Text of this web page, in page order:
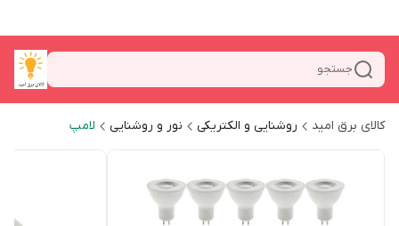
جستجو
کالای برق امید روشنایی و الکتریکی نور و روشنایی لامپ